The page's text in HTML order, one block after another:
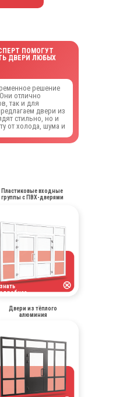
ПОМОГУТ
ДВЕРИ ЛЮБЫХ
решение
отлично
так и для
двери из
стильно, но и
от холода, шума и
Двери из тёплого
алюминия
Пластиковые входные
группы с ПВХ-дверями